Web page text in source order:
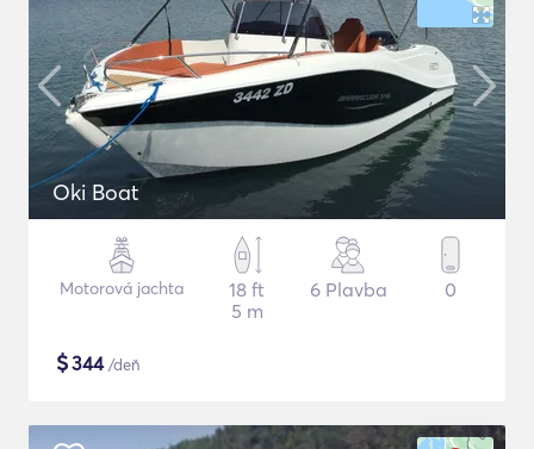
Oki Boat
Motorová jachta
18 ft
5 m
6 Plavba 0
$344/deň